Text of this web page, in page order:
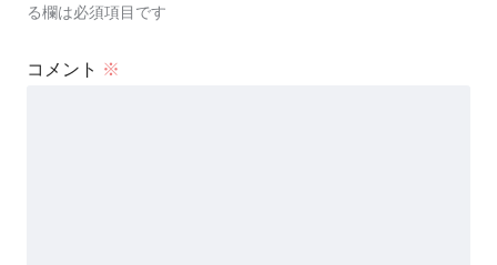
る欄は必須項目です
コメント ※